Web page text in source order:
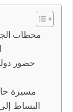
محطات
حضور
مسيرة
البساط